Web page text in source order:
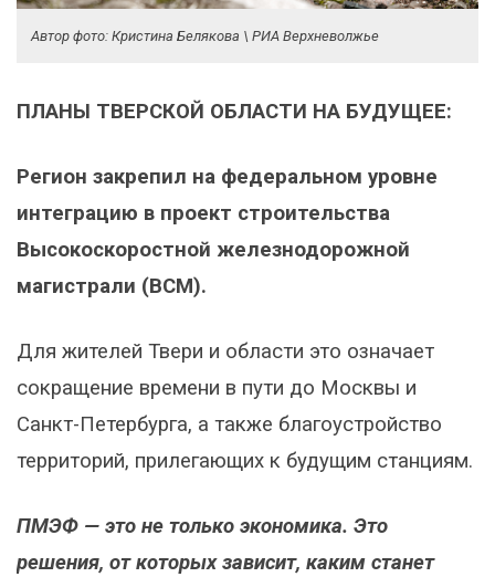
Автор фото: Кристина Белякова \ РИА Верхневолжье
ПЛАНЫ ТВЕРСКОЙ ОБЛАСТИ НА БУДУЩЕЕ:
Регион закрепил на федеральном уровне
интеграцию в проект строительства
Высокоскоростной железнодорожной
магистрали (ВСМ).
Для жителей Твери и области это означает
сокращение времени в пути до Москвы и
Санкт-Петербурга, а также благоустройство
территорий, прилегающих к будущим станциям.
ПМЭФ — это не только экономика. Это
решения, от которых зависит, каким станет